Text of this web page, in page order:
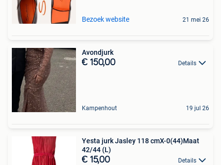
Bezoek website 21 mei 26
Avondjurk
€ 150,00 Details
Kampenhout 19 jul 26
Yesta jurk Jasley 118 cmX-0(44)Maat
42/44 (L)
€ 15,00 Details